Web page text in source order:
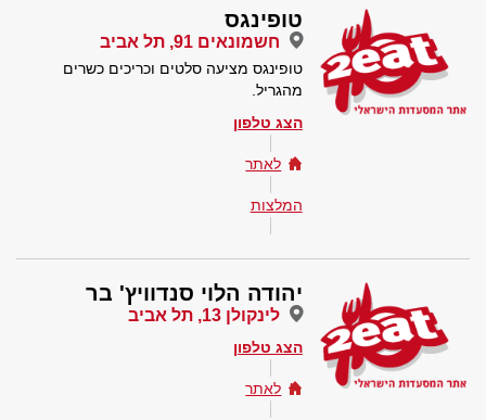
טופינגס
חשמונאים 91, תל אביב
טופינגס מציעה סלטים וכריכים כשרים
מהגריל.
הצג טלפון
לאתר
המלצות
יהודה הלוי סנדוויץ' בר
לינקולן 13, תל אביב
הצג טלפון
לאתר